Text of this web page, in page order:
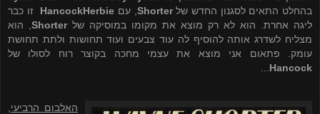
בהחלט התאים לסגנון החדש שלShorter , עם Herbie
Hancock
זו כבר
ליגה אחרת. הוא לא רק מוצא את מקומו במוסיקה שלShorter , הוא
מצליח לשדרג אותה להוסיף לה עוד צבעים ועוד תחושות ולתת תחושת
עומק. פתאום אני מוצא את עצמי מחכה בקוצר רוח לסולו של
Hancock
האלבום הרביעי